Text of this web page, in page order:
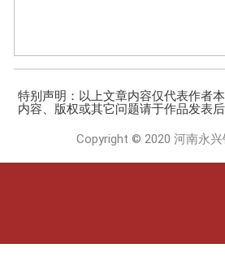
特别声明：以上文章内容仅代表作者
内容、版权或其它问题请于作品发表
Copyright © 2020 河南永兴